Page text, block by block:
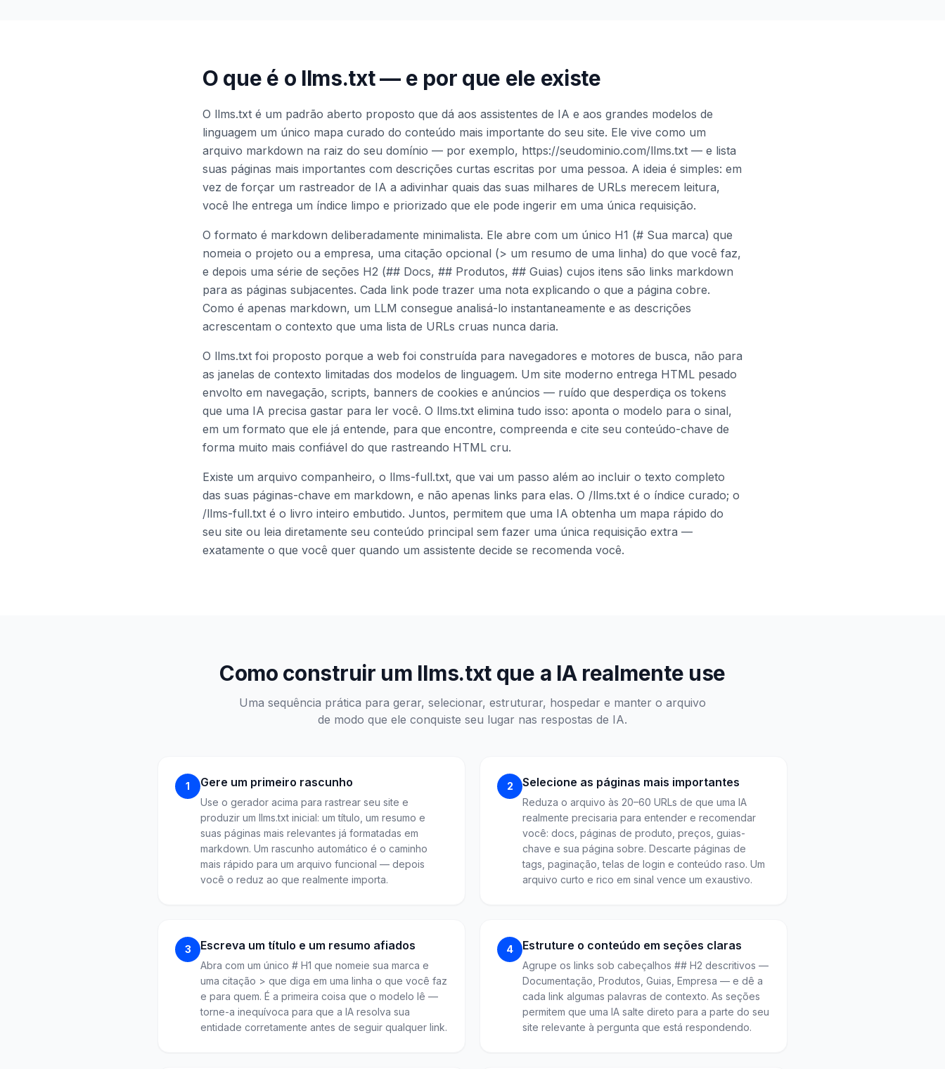
O que é o llms.txt — e por que ele existe
O llms.txt é um padrão aberto proposto que dá aos assistentes de IA e aos grandes modelos de
linguagem um único mapa curado do conteúdo mais importante do seu site. Ele vive como um
arquivo markdown na raiz do seu domínio — por exemplo, https://seudominio.com/llms.txt — e lista
suas páginas mais importantes com descrições curtas escritas por uma pessoa. A ideia é simples: em
vez de forçar um rastreador de IA a adivinhar quais das suas milhares de URLs merecem leitura,
você lhe entrega um índice limpo e priorizado que ele pode ingerir em uma única requisição.
O formato é markdown deliberadamente minimalista. Ele abre com um único H1 (# Sua marca) que
nomeia o projeto ou a empresa, uma citação opcional (> um resumo de uma linha) do que você faz,
e depois uma série de seções H2 (## Docs, ## Produtos, ## Guias) cujos itens são links markdown
para as páginas subjacentes. Cada link pode trazer uma nota explicando o que a página cobre.
Como é apenas markdown, um LLM consegue analisá-lo instantaneamente e as descrições
acrescentam o contexto que uma lista de URLs cruas nunca daria.
O llms.txt foi proposto porque a web foi construída para navegadores e motores de busca, não para
as janelas de contexto limitadas dos modelos de linguagem. Um site moderno entrega HTML pesado
envolto em navegação, scripts, banners de cookies e anúncios — ruído que desperdiça os tokens
que uma IA precisa gastar para ler você. O llms.txt elimina tudo isso: aponta o modelo para o sinal,
em um formato que ele já entende, para que encontre, compreenda e cite seu conteúdo-chave de
forma muito mais confiável do que rastreando HTML cru.
Existe um arquivo companheiro, o llms-full.txt, que vai um passo além ao incluir o texto completo
das suas páginas-chave em markdown, e não apenas links para elas. O /llms.txt é o índice curado; o
/llms-full.txt é o livro inteiro embutido. Juntos, permitem que uma IA obtenha um mapa rápido do
seu site ou leia diretamente seu conteúdo principal sem fazer uma única requisição extra —
exatamente o que você quer quando um assistente decide se recomenda você.
Como construir um llms.txt que a IA realmente use
Uma sequência prática para gerar, selecionar, estruturar, hospedar e manter o arquivo
de modo que ele conquiste seu lugar nas respostas de IA.
1 Gere um primeiro rascunho
Use o gerador acima para rastrear seu site e
produzir um llms.txt inicial: um título, um resumo e
suas páginas mais relevantes já formatadas em
markdown. Um rascunho automático é o caminho
mais rápido para um arquivo funcional — depois
você o reduz ao que realmente importa.
2 Selecione as páginas mais importantes
Reduza o arquivo às 20–60 URLs de que uma IA
realmente precisaria para entender e recomendar
você: docs, páginas de produto, preços, guias-
chave e sua página sobre. Descarte páginas de
tags, paginação, telas de login e conteúdo raso. Um
arquivo curto e rico em sinal vence um exaustivo.
3 Escreva um título e um resumo afiados
Abra com um único # H1 que nomeie sua marca e
uma citação > que diga em uma linha o que você faz
e para quem. É a primeira coisa que o modelo lê —
torne-a inequívoca para que a IA resolva sua
entidade corretamente antes de seguir qualquer link.
4 Estruture o conteúdo em seções claras
Agrupe os links sob cabeçalhos ## H2 descritivos —
Documentação, Produtos, Guias, Empresa — e dê a
cada link algumas palavras de contexto. As seções
permitem que uma IA salte direto para a parte do seu
site relevante à pergunta que está respondendo.